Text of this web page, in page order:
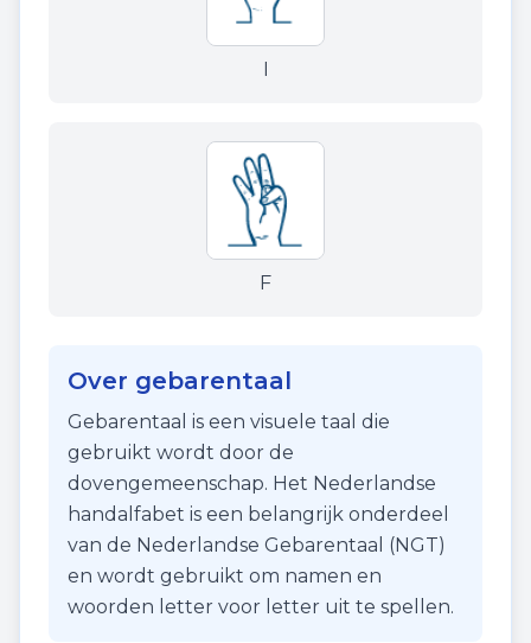
I
F
Over gebarentaal
Gebarentaal is een visuele taal die
gebruikt wordt door de
dovengemeenschap. Het Nederlandse
handalfabet is een belangrijk onderdeel
van de Nederlandse Gebarentaal (NGT)
en wordt gebruikt om namen en
woorden letter voor letter uit te spellen.